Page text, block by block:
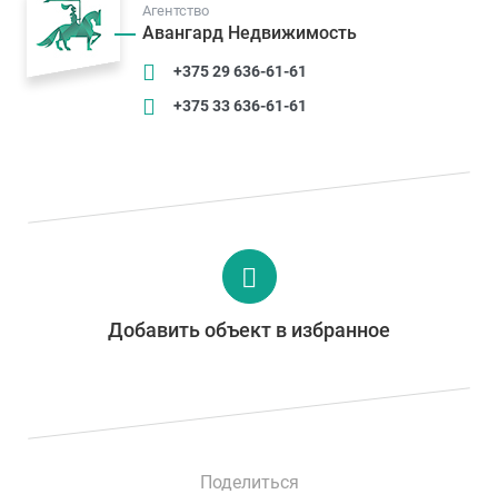
Агентство
Авангард Недвижимость
+375 29 636-61-61
+375 33 636-61-61
Добавить объект в избранное
Поделиться